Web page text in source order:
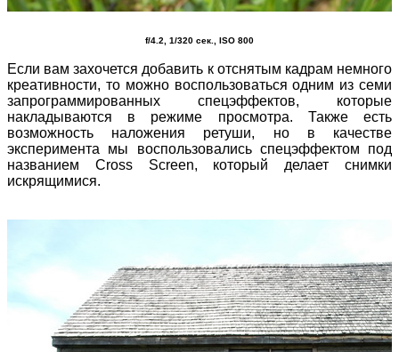
f/4.2, 1/320 сек., ISO 800
Если вам захочется добавить к отснятым кадрам немного
креативности, то можно воспользоваться одним из семи
запрограммированных спецэффектов, которые
накладываются в режиме просмотра. Также есть
возможность наложения ретуши, но в качестве
эксперимента мы воспользовались спецэффектом под
названием Cross Screen, который делает снимки
искрящимися.